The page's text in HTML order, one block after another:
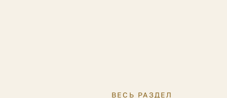
ВЕСЬ РАЗДЕЛ